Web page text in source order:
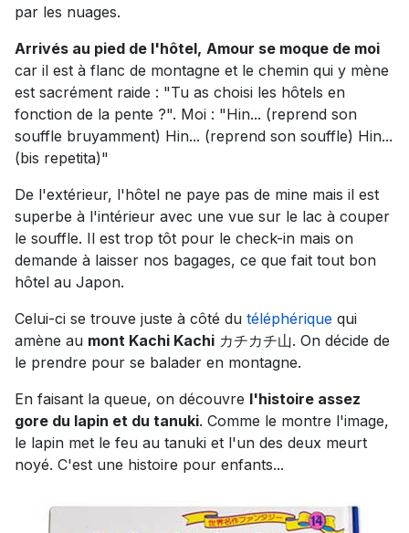
par les nuages.
Arrivés au pied de l'hôtel, Amour se moque de moi
car il est à flanc de montagne et le chemin qui y mène
est sacrément raide : "Tu as choisi les hôtels en
fonction de la pente ?". Moi : "Hin... (reprend son
souffle bruyamment) Hin... (reprend son souffle) Hin...
(bis repetita)"
De l'extérieur, l'hôtel ne paye pas de mine mais il est
superbe à l'intérieur avec une vue sur le lac à couper
le souffle. Il est trop tôt pour le check-in mais on
demande à laisser nos bagages, ce que fait tout bon
hôtel au Japon.
Celui-ci se trouve juste à côté du téléphérique qui
amène au mont Kachi Kachi カチカチ山. On décide de
le prendre pour se balader en montagne.
En faisant la queue, on découvre l'histoire assez
gore du lapin et du tanuki. Comme le montre l'image,
le lapin met le feu au tanuki et l'un des deux meurt
noyé. C'est une histoire pour enfants...